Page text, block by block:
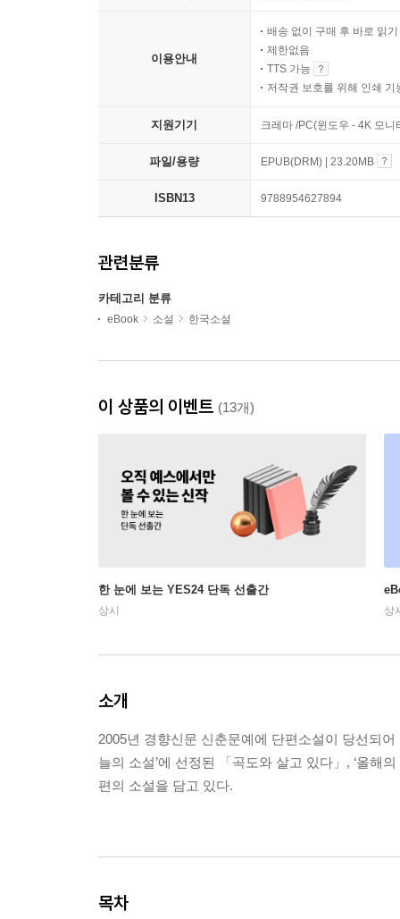
이용안내
배송 없이 구매 후 바로 읽기
제한없음
TTS 가능
저작권 보호를 위해 인쇄 기
지원기기 크레마 /PC(윈도우 - 4K 모
파일/용량 EPUB(DRM) | 23.20MB
ISBN13 9788954627894
관련분류
카테고리 분류
eBook 소설 한국소설
이 상품의 이벤트 (13개)
한 눈에 보는 YES24 단독 선출간
상시 상
소개
2005년 경향신문 신춘문예에 단편소설이 당선되
늘의 소설’에 선정된 「곡도와 살고 있다」, ‘올해
편의 소설을 담고 있다.
목차